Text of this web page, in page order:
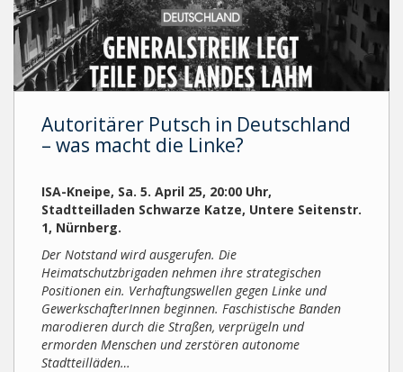
Autoritärer Putsch in Deutschland
– was macht die Linke?
ISA-Kneipe, Sa. 5. April 25, 20:00 Uhr,
Stadtteilladen Schwarze Katze, Untere Seitenstr.
1, Nürnberg.
Der Notstand wird ausgerufen. Die
Heimatschutzbrigaden nehmen ihre strategischen
Positionen ein. Verhaftungswellen gegen Linke und
GewerkschafterInnen beginnen. Faschistische Banden
marodieren durch die Straßen, verprügeln und
ermorden Menschen und zerstören autonome
Stadtteilläden…